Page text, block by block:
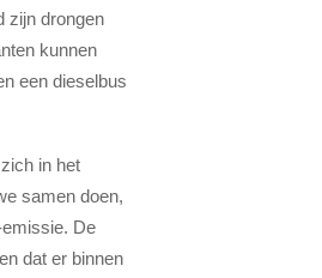
zijn drongen
kunnen
een dieselbus
in het
samen doen,
De
dat er binnen